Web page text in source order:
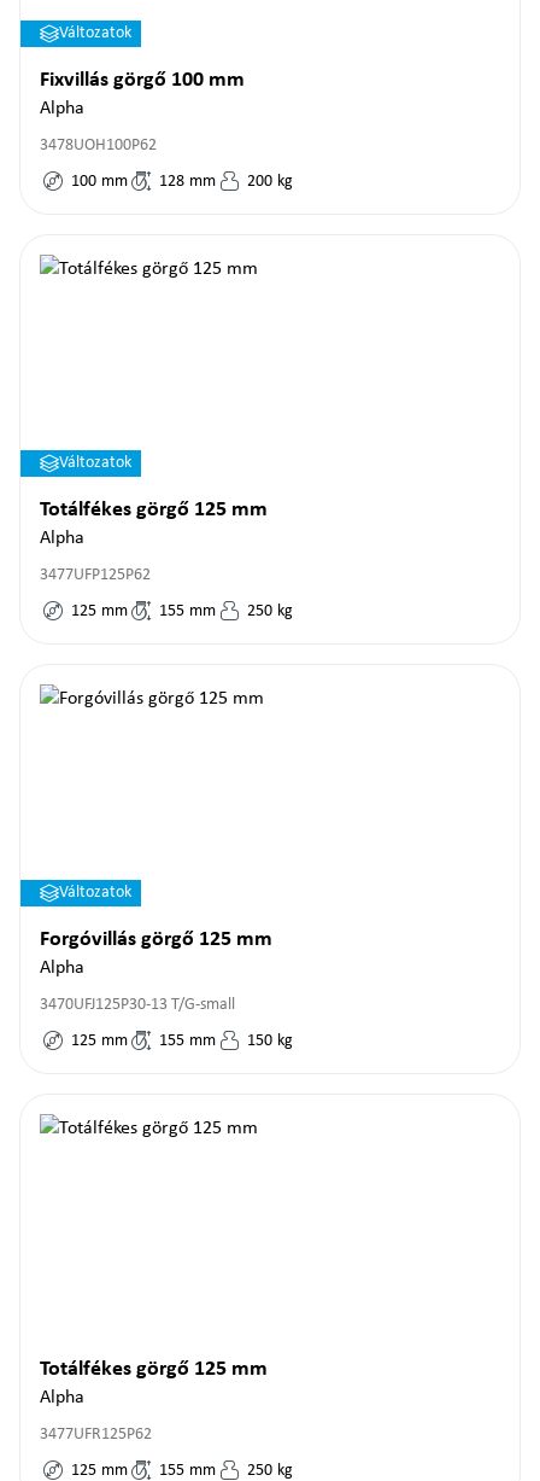
Változatok
Fixvillás görgő 100 mm
Alpha
3478UOH100P62
100 mm 128 mm 200 kg
Változatok
Totálfékes görgő 125 mm
Alpha
3477UFP125P62
125 mm 155 mm 250 kg
Változatok
Forgóvillás görgő 125 mm
Alpha
3470UFJ125P30-13 T/G-small
125 mm 155 mm 150 kg
Totálfékes görgő 125 mm
Alpha
3477UFR125P62
125 mm 155 mm 250 kg